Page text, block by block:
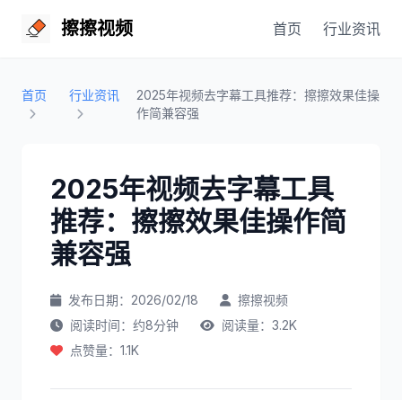
擦擦视频 首页 行业资讯
首页 行业资讯
2025年视频去字幕工具推荐：擦擦效果佳操
作简兼容强
2025年视频去字幕工具
推荐：擦擦效果佳操作简
兼容强
发布日期：2026/02/18
擦擦视频
阅读时间：约8分钟
阅读量：3.2K
点赞量：1.1K